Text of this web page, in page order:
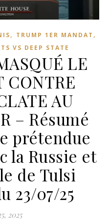
, TRUMP 1ER MANDAT ,
VS DEEP STATE
LE
CONTRE
AU
– Résumé
prétendue
la Russie et
de Tulsi
23/07/25
2025